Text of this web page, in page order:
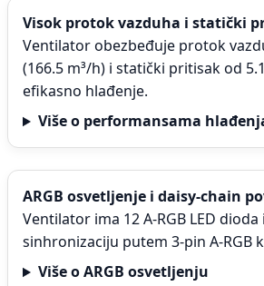
Visok protok vazduha i statički
Ventilator obezbeđuje protok
(166.5 m³/h) i statički pritisak od
efikasno hlađenje.
Više o performansama
ARGB osvetljenje i daisy-chain
Ventilator ima 12 A-RGB LED
sinhronizaciju putem 3-pin A-RGB
Više o ARGB osvetljenju